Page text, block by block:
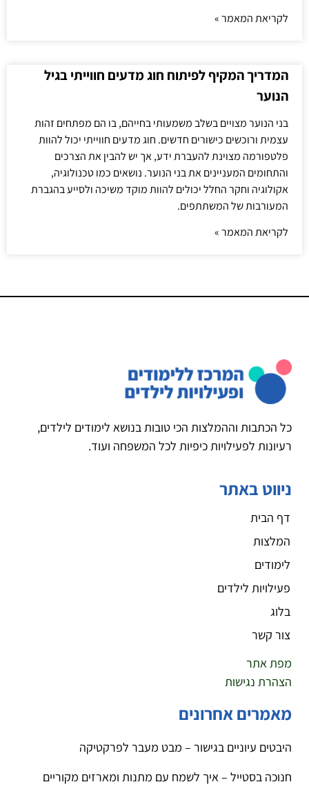
לקריאת המאמר »
המדריך המקיף לפיתוח חוג מדעים חווייתי בגיל
הנוער
בני הנוער מצויים בשלב משמעותי בחייהם, בו הם מפתחים זהות
עצמית ורוכשים כישורים חדשים. חוג מדעים חווייתי יכול להוות
פלטפורמה מצוינת להעברת ידע, אך יש להבין את הצרכים
והתחומים המעניינים את בני הנוער. נושאים כמו טכנולוגיה,
אקולוגיה וחקר החלל יכולים להוות מוקד משיכה ולסייע בהגברת
המעורבות של המשתתפים.
לקריאת המאמר »
כל הכתבות וההמלצות הכי טובות בנושא לימודים לילדים,
רעיונות לפעילויות כיפיות לכל המשפחה ועוד.
ניווט באתר
דף הבית
המלצות
לימודים
פעילויות לילדים
בלוג
צור קשר
מפת אתר
הצהרת נגישות
מאמרים אחרונים
היבטים עיוניים בגישור – מבט מעבר לפרקטיקה
חנוכה בסטייל – איך לשמח עם מתנות ומארזים מקוריים